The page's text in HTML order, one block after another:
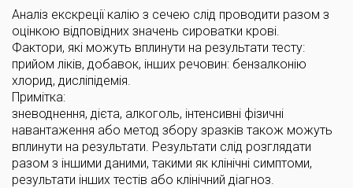
Аналіз екскреції калію з сечею слід проводити разом з
оцінкою відповідних значень сироватки крові.
Фактори, які можуть вплинути на результати тесту:
прийом ліків, добавок, інших речовин: бензалконію
хлорид, дисліпідемія.
Примітка:
зневоднення, дієта, алкоголь, інтенсивні фізичні
навантаження або метод збору зразків також можуть
вплинути на результати. Результати слід розглядати
разом з іншими даними, такими як клінічні симптоми,
результати інших тестів або клінічний діагноз.